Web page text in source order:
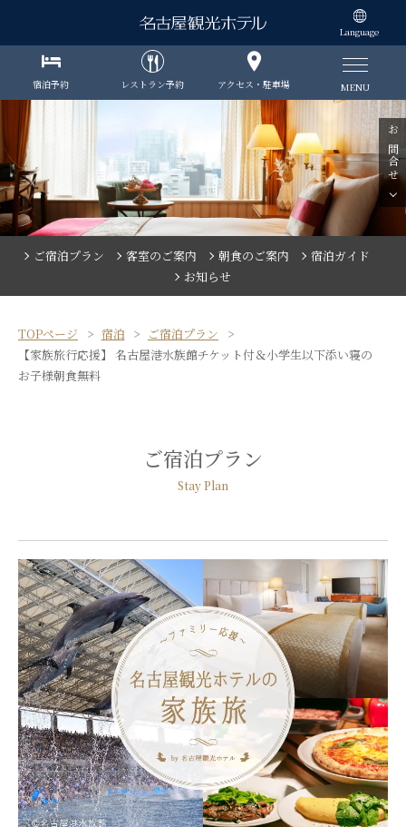
Language
宿泊予約 レストラン予約 アクセス・駐車場 MENU
ご宿泊プラン 客室のご案内 朝食のご案内
宿泊ガイド
お知らせ
TOPページ 宿泊
ご宿泊プラン
【家族旅行応援】 名古屋港水族館チケット付＆小学生以下添い寝の
お子様朝食無料
ご宿泊プラン
Stay Plan
お問合せ